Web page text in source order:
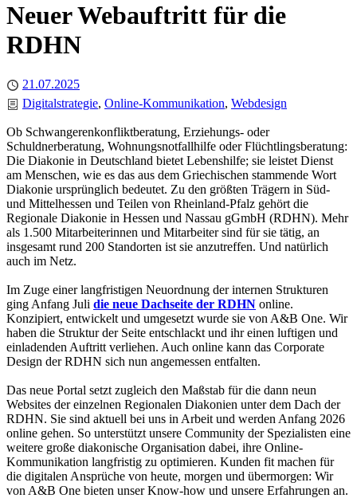
Neuer Webauftritt für die
RDHN
Published
21.07.2025
Categories
Digitalstrategie Online-Kommunikation Webdesign
Ob Schwangerenkonfliktberatung, Erziehungs- oder
Schuldnerberatung, Wohnungsnotfallhilfe oder Flüchtlingsberatung:
Die Diakonie in Deutschland bietet Lebenshilfe; sie leistet Dienst
am Menschen, wie es das aus dem Griechischen stammende Wort
Diakonie ursprünglich bedeutet. Zu den größten Trägern in Süd-
und Mittelhessen und Teilen von Rheinland-Pfalz gehört die
Regionale Diakonie in Hessen und Nassau gGmbH (RDHN). Mehr
als 1.500 Mitarbeiterinnen und Mitarbeiter sind für sie tätig, an
insgesamt rund 200 Standorten ist sie anzutreffen. Und natürlich
auch im Netz.
Im Zuge einer langfristigen Neuordnung der internen Strukturen
ging Anfang Juli die neue Dachseite der RDHN online.
Konzipiert, entwickelt und umgesetzt wurde sie von A&B One. Wir
haben die Struktur der Seite entschlackt und ihr einen luftigen und
einladenden Auftritt verliehen. Auch online kann das Corporate
Design der RDHN sich nun angemessen entfalten.
Das neue Portal setzt zugleich den Maßstab für die dann neun
Websites der einzelnen Regionalen Diakonien unter dem Dach der
RDHN. Sie sind aktuell bei uns in Arbeit und werden Anfang 2026
online gehen. So unterstützt unsere Community der Spezialisten eine
weitere große diakonische Organisation dabei, ihre Online-
Kommunikation langfristig zu optimieren. Kunden fit machen für
die digitalen Ansprüche von heute, morgen und übermorgen: Wir
von A&B One bieten unser Know-how und unsere Erfahrungen an.